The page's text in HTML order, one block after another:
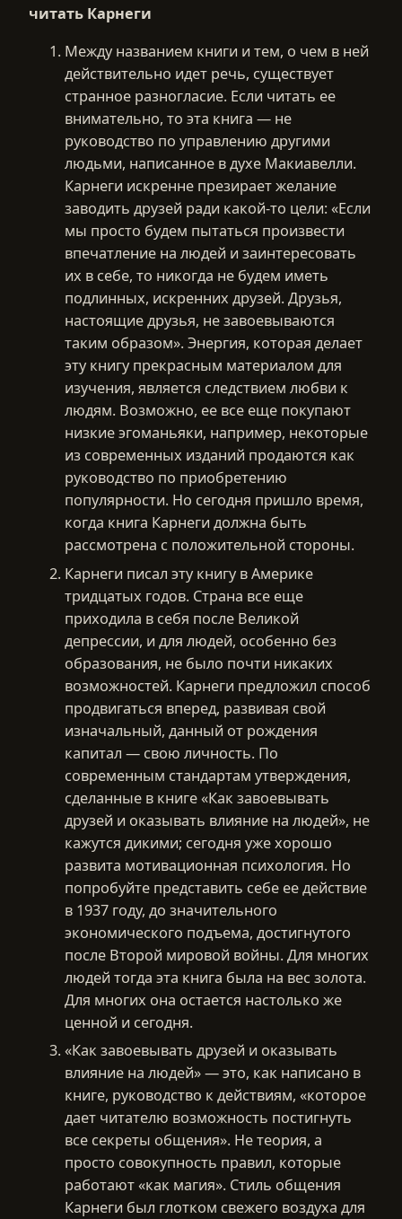
читать Карнеги
Между названием книги и тем, о чем в ней
действительно идет речь, существует
странное разногласие. Если читать ее
внимательно, то эта книга — не
руководство по управлению другими
людьми, написанное в духе Макиавелли.
Карнеги искренне презирает желание
заводить друзей ради какой-то цели: «Если
мы просто будем пытаться произвести
впечатление на людей и заинтересовать
их в себе, то никогда не будем иметь
подлинных, искренних друзей. Друзья,
настоящие друзья, не завоевываются
таким образом». Энергия, которая делает
эту книгу прекрасным материалом для
изучения, является следствием любви к
людям. Возможно, ее все еще покупают
низкие эгоманьяки, например, некоторые
из современных изданий продаются как
руководство по приобретению
популярности. Но сегодня пришло время,
когда книга Карнеги должна быть
рассмотрена с положительной стороны.
Карнеги писал эту книгу в Америке
тридцатых годов. Страна все еще
приходила в себя после Великой
депрессии, и для людей, особенно без
образования, не было почти никаких
возможностей. Карнеги предложил способ
продвигаться вперед, развивая свой
изначальный, данный от рождения
капитал — свою личность. По
современным стандартам утверждения,
сделанные в книге «Как завоевывать
друзей и оказывать влияние на людей», не
кажутся дикими; сегодня уже хорошо
развита мотивационная психология. Но
попробуйте представить себе ее действие
в 1937 году, до значительного
экономического подъема, достигнутого
после Второй мировой войны. Для многих
людей тогда эта книга была на вес золота.
Для многих она остается настолько же
ценной и сегодня.
«Как завоевывать друзей и оказывать
влияние на людей» — это, как написано в
книге, руководство к действиям, «которое
дает читателю возможность постигнуть
все секреты общения». Не теория, а
просто совокупность правил, которые
работают «как магия». Стиль общения
Карнеги был глотком свежего воздуха для